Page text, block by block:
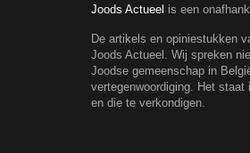
Joods Actueel is een
De artikels en opiniestukken
Joods Actueel. Wij spreken
Joodse gemeenschap in
vertegenwoordiging. Het
en die te verkondigen.